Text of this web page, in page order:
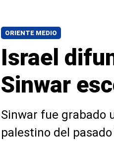
ORIENTE MEDIO
Israel
Sinwar
Sinwar fue grabado
palestino del